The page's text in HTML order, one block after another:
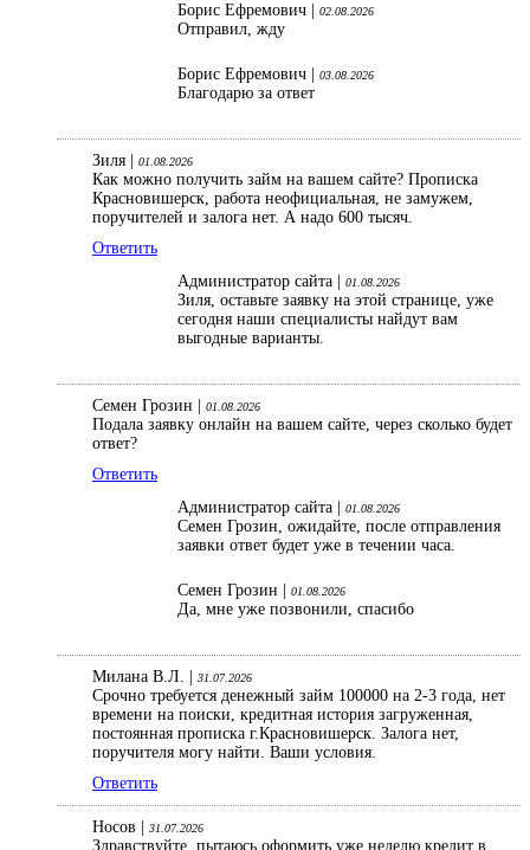
Борис Ефремович | 02.08.2026
Отправил, жду
Борис Ефремович | 03.08.2026
Благодарю за ответ
Зиля | 01.08.2026
Как можно получить займ на вашем сайте? Прописка
Красновишерск, работа неофициальная, не замужем,
поручителей и залога нет. А надо 600 тысяч.
Ответить
Администратор сайта |
01.08.2026
Зиля, оставьте заявку на этой странице, уже
сегодня наши специалисты найдут вам
выгодные варианты.
Семен Грозин | 01.08.2026
Подала заявку онлайн на вашем сайте, через сколько будет
ответ?
Ответить
Администратор сайта |
01.08.2026
Семен Грозин, ожидайте, после отправления
заявки ответ будет уже в течении часа.
Семен Грозин | 01.08.2026
Да, мне уже позвонили, спасибо
Милана В.Л. | 31.07.2026
Срочно требуется денежный займ 100000 на 2-3 года, нет
времени на поиски, кредитная история загруженная,
постоянная прописка г.Красновишерск. Залога нет,
поручителя могу найти. Ваши условия.
Ответить
Носов | 31.07.2026
Здравствуйте, пытаюсь оформить уже неделю кредит в